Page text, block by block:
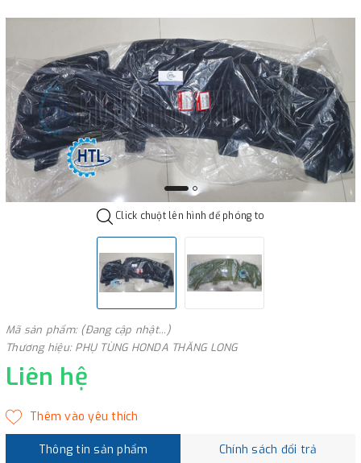
Click chuột lên hình để phóng to
Mã sản phẩm: (Đang cập nhật...)
Thương hiệu: PHỤ TÙNG HONDA THĂNG LONG
Liên hệ
Thông tin sản phẩm Chính sách đổi trả